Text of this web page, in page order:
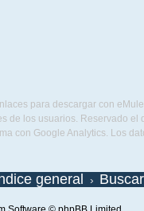
para descargar con
de los usuarios. Reservado
con Google Analytics. Los
general Buscar